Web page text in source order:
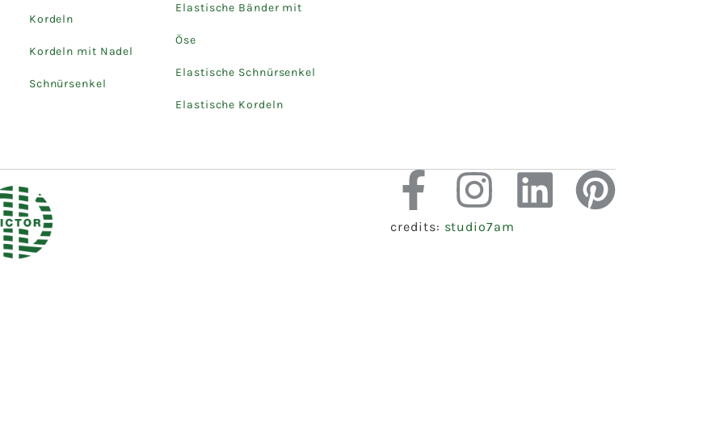
Kordeln
Kordeln mit Nadel
Schnürsenkel
Elastische Bänder mit
Öse
Elastische Schnürsenkel
Elastische Kordeln
credits: studio7am